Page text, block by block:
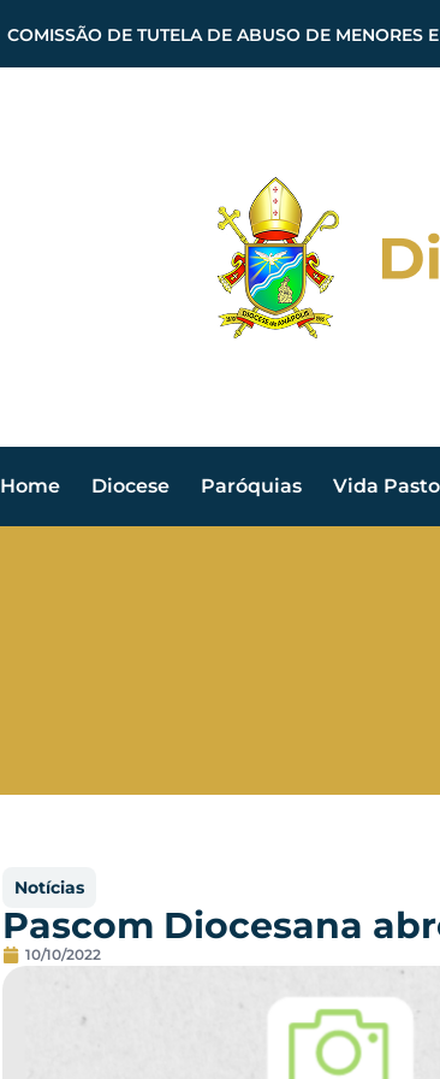
COMISSÃO DE TUTELA DE ABUSO DE MENORES
Home Diocese Paróquias Vida
Notícias
Pascom Diocesana
10/10/2022